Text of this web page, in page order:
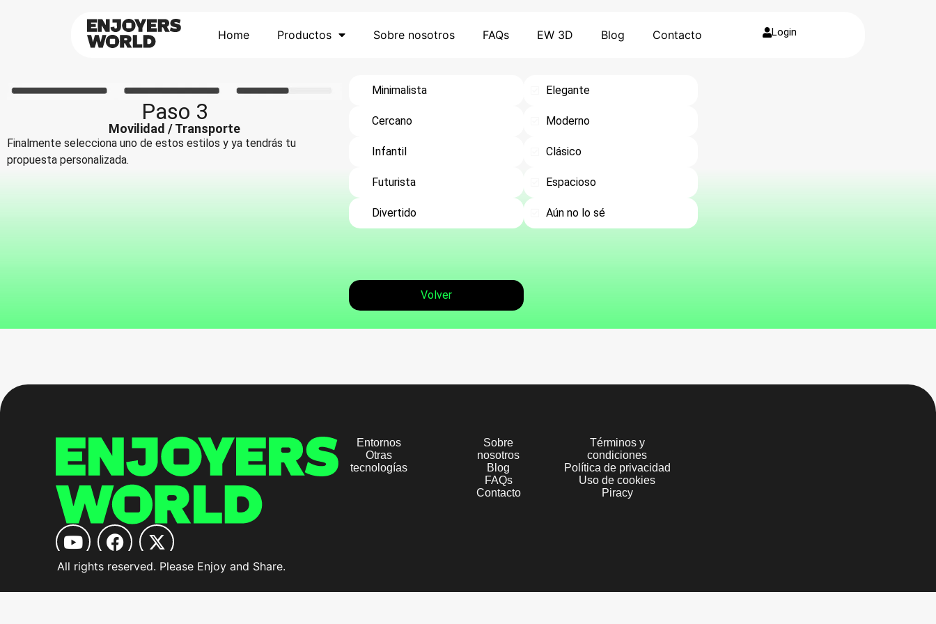
Home Productos Sobre nosotros FAQs EW 3D Blog Contacto Login
Paso 3
Movilidad / Transporte
Finalmente selecciona uno de estos estilos y ya tendrás tu
propuesta personalizada.
Minimalista
Cercano
Infantil
Futurista
Divertido
Volver
Elegante
Moderno
Clásico
Espacioso
Aún no lo sé
Entornos
Otras
tecnologías
Sobre
nosotros
Blog
FAQs
Contacto
Términos y
condiciones
Política de privacidad
Uso de cookies
Piracy
All rights reserved. Please Enjoy and Share.